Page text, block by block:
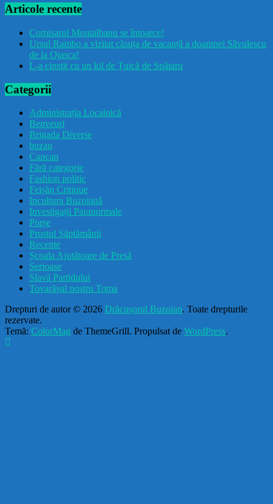
Articole recente
Comisarul Montalbanu se întoarce!
Ursul Rambo a vizitat căsuța de vacanță a doamnei Săvulescu
de la Ojasca!
L-a cinstit cu un kil de Țuică de Spătaru
Categorii
Administrația Localnică
Benveuri
Brigada Diverse
buzau
Cancan
Fără categorie
Fashion politic
Feișăn Critique
Incultura Buzoiană
Investigații Paranormale
Porșe
Prostul Săptămânii
Recente
Școala Ajutătoare de Presă
Serioase
Slavă Partidului
Tovarășul nostru Toma
Drepturi de autor © 2026 Drăcușorul Buzoian. Toate drepturile
rezervate.
Temă: ColorMag de ThemeGrill. Propulsat de WordPress.